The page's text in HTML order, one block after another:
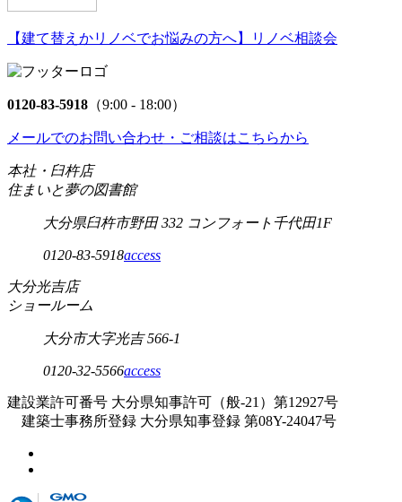
【建て替えかリノベでお悩みの方へ】リノベ相談会
0120-83-5918 （9:00 - 18:00）
メールでのお問い合わせ・ご相談はこちらから
本社・臼杵店
住まいと夢の図書館
大分県臼杵市野田 332 コンフォート千代田1F
0120-83-5918access
大分光吉店
ショールーム
大分市大字光吉 566-1
0120-32-5566access
建設業許可番号 大分県知事許可（般-21）第12927号
建築士事務所登録 大分県知事登録 第08Y-24047号